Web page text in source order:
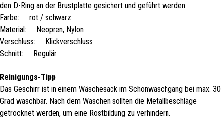
den D-Ring an der Brustplatte gesichert und geführt werden.
Farbe: rot / schwarz
Material: Neopren, Nylon
Verschluss: Klickverschluss
Schnitt: Regulär
Reinigungs-Tipp
Das Geschirr ist in einem Wäschesack im Schonwaschgang bei max. 30
Grad waschbar. Nach dem Waschen sollten die Metallbeschläge
getrocknet werden, um eine Rostbildung zu verhindern.